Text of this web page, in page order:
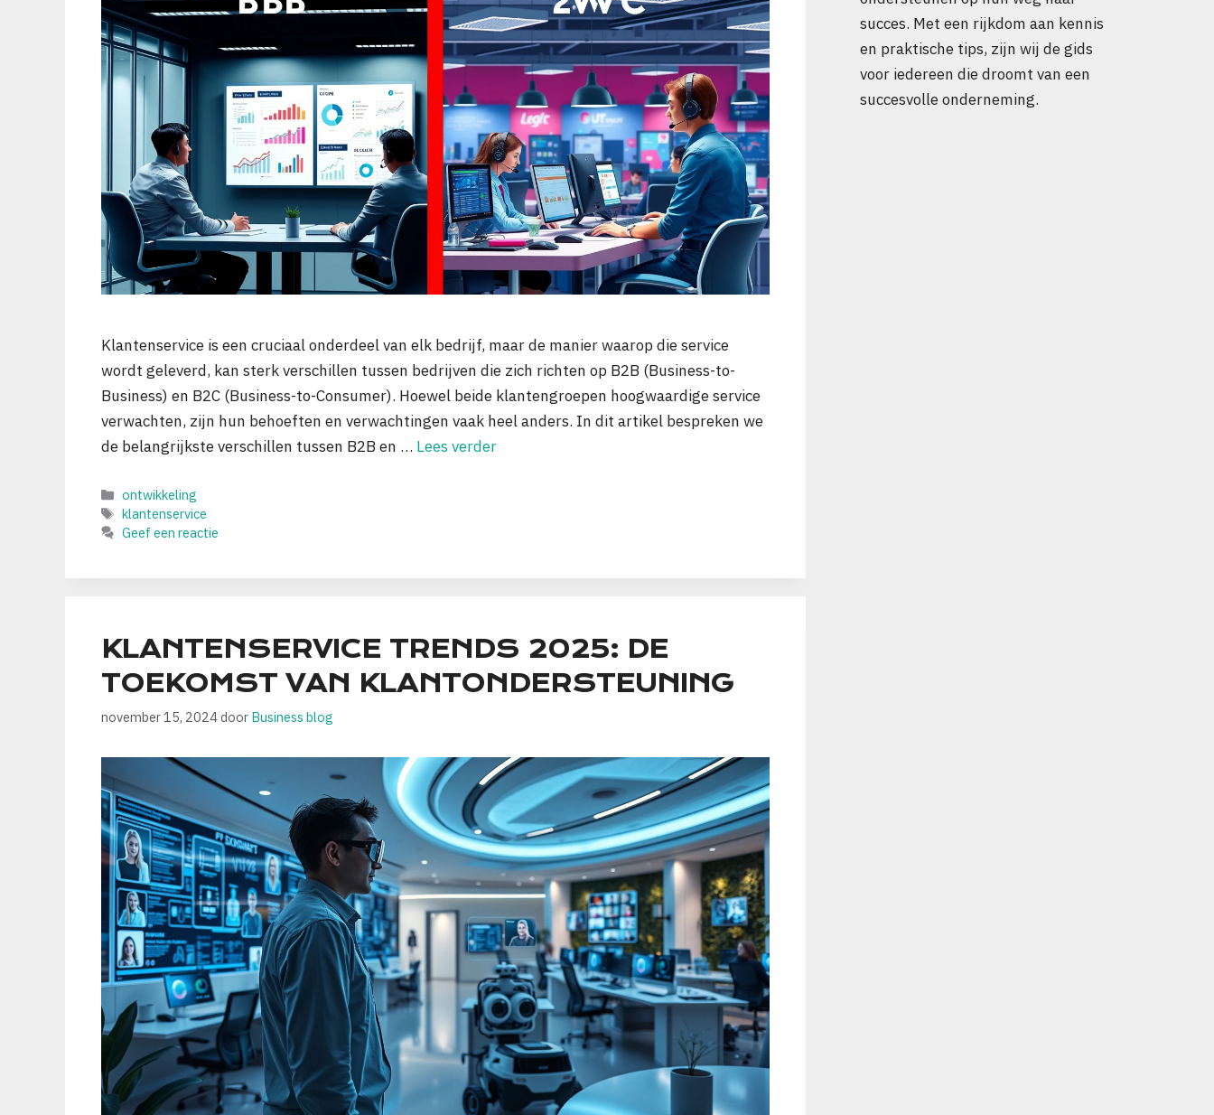
Klantenservice is een cruciaal onderdeel van elk bedrijf, maar de manier waarop die service
wordt geleverd, kan sterk verschillen tussen bedrijven die zich richten op B2B (Business-to-
Business) en B2C (Business-to-Consumer). Hoewel beide klantengroepen hoogwaardige service
verwachten, zijn hun behoeften en verwachtingen vaak heel anders. In dit artikel bespreken we
de belangrijkste verschillen tussen B2B en … Lees verder
Categorieën
ontwikkeling
Tags
klantenservice
Geef een reactie
KLANTENSERVICE TRENDS 2025: DE
TOEKOMST VAN KLANTONDERSTEUNING
november 15, 2024door Business blog
succes. Met een rijkdom aan kennis
en praktische tips, zijn wij de gids
voor iedereen die droomt van een
succesvolle onderneming.